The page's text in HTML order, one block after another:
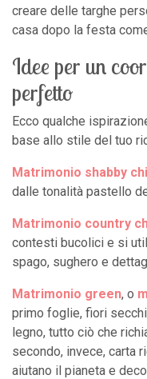
creare delle targhe
casa dopo la festa
Idee per un
perfetto
Ecco qualche
base allo stile del tuo
Matrimonio shabby
dalle tonalità pastello
Matrimonio country
contesti bucolici e si
spago, sughero e
Matrimonio green, o
primo foglie, fiori
legno, tutto ciò che
secondo, invece, carta
aiutano il pianeta e